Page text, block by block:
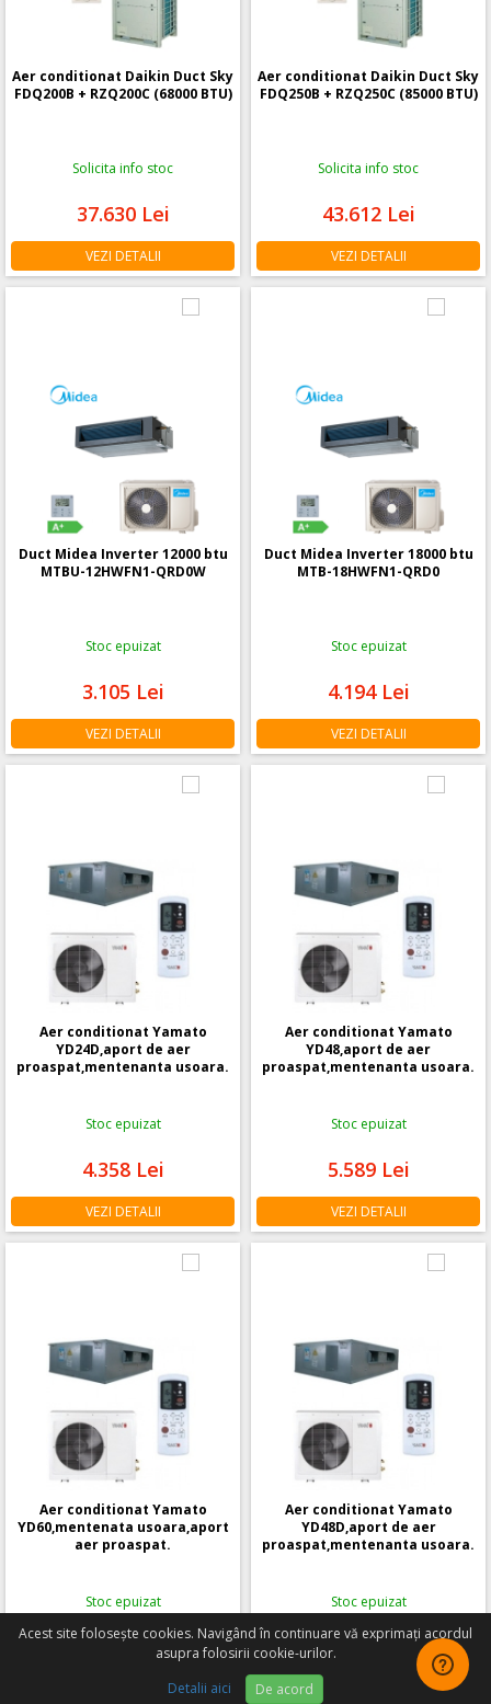
Aer conditionat Daikin Duct Sky
FDQ200B + RZQ200C (68000 BTU)
Solicita info stoc
37.630 Lei
VEZI DETALII
Aer conditionat Daikin Duct Sky
FDQ250B + RZQ250C (85000 BTU)
Solicita info stoc
43.612 Lei
VEZI DETALII
Duct Midea Inverter 12000 btu
MTBU-12HWFN1-QRD0W
Stoc epuizat
3.105 Lei
VEZI DETALII
Duct Midea Inverter 18000 btu
MTB-18HWFN1-QRD0
Stoc epuizat
4.194 Lei
VEZI DETALII
Aer conditionat Yamato
YD24D,aport de aer
proaspat,mentenanta usoara.
Stoc epuizat
4.358 Lei
VEZI DETALII
Aer conditionat Yamato
YD48,aport de aer
proaspat,mentenanta usoara.
Stoc epuizat
5.589 Lei
VEZI DETALII
Aer conditionat Yamato
YD60,mentenata usoara,aport
aer proaspat.
Stoc epuizat
6.199Lei
Aer conditionat Yamato
YD48D,aport de aer
proaspat,mentenanta usoara.
Stoc epuizat
6.926Lei
WhatsApp
Acest site foloseşte cookies. Navigând în continuare vă exprimați acordul
asupra folosirii cookie-urilor.
Detalii aici
De acord